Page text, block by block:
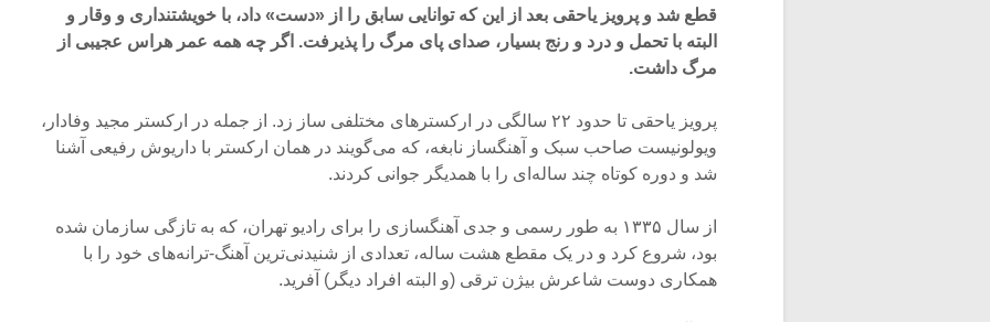
قطع شد و پرویز یاحقی بعد از این که توانایی سابق را از «دست» داد، با خویشتنداری و وقار و
البته با تحمل و درد و رنج بسیار، صدای پای مرگ را پذیرفت. اگر چه همه عمر هراس عجیبی از
مرگ داشت.
پرویز یاحقی تا حدود ۲۲ سالگی در ارکسترهای مختلفی ساز زد. از جمله در ارکستر مجید وفادار،
ویولونیست صاحب سبک و آهنگساز نابغه، که می‌گویند در همان ارکستر با داریوش رفیعی آشنا
شد و دوره کوتاه چند ساله‌ای را با همدیگر جوانی کردند.
از سال ۱۳۳۵ به طور رسمی و جدی آهنگسازی را برای رادیو تهران، که به تازگی سازمان شده
بود، شروع کرد و در یک مقطع هشت ساله، تعدادی از شنیدنی‌ترین آهنگ-ترانه‌های خود را با
همکاری دوست شاعرش بیژن ترقی (و البته افراد دیگر) آفرید.